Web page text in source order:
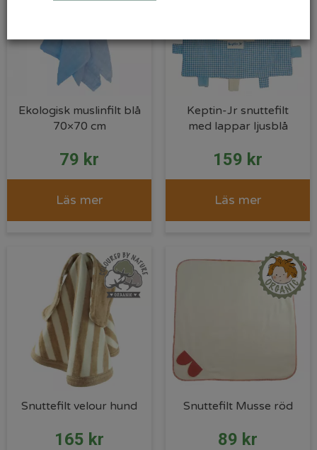
Ekologisk muslinfilt blå
70×70 cm
79 kr
Läs mer
Keptin-Jr snuttefilt
med lappar ljusblå
159 kr
Läs mer
Snuttefilt velour hund
165 kr
Snuttefilt Musse röd
89 kr